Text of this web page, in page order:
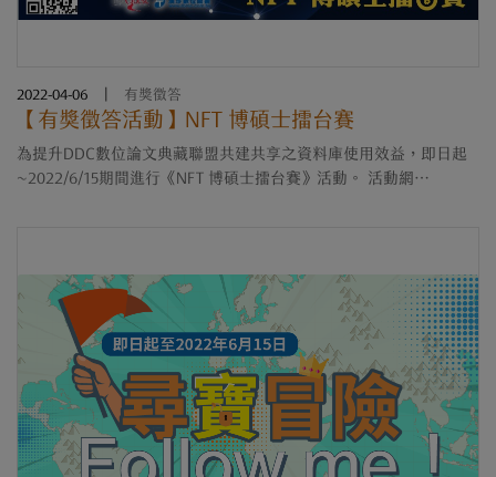
2022-04-06 有獎徵答
【有獎徵答活動】NFT 博碩士擂台賽
為提升DDC數位論文典藏聯盟共建共享之資料庫使用效益，即日起
~2022/6/15期間進行《NFT 博碩士擂台賽》活動。 活動網